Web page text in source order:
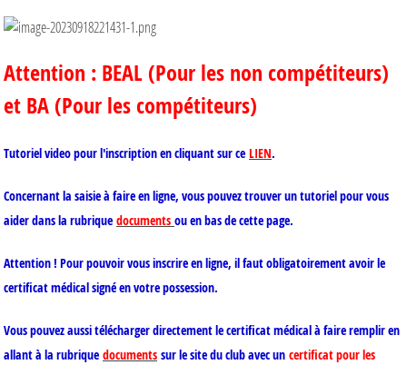
Attention : BEAL (Pour les non compétiteurs)
et BA (Pour les compétiteurs)
Tutoriel video pour l'inscription en cliquant sur ce LIEN.
Concernant la saisie à faire en ligne, vous pouvez trouver un tutoriel pour vous
aider dans la rubrique documents ou en bas de cette page.
Attention ! Pour pouvoir vous inscrire en ligne, il faut obligatoirement avoir le
certificat médical signé en votre possession.
Vous pouvez aussi télécharger directement le certificat médical à faire remplir en
allant à la rubrique documents sur le site du club avec un certificat pour les